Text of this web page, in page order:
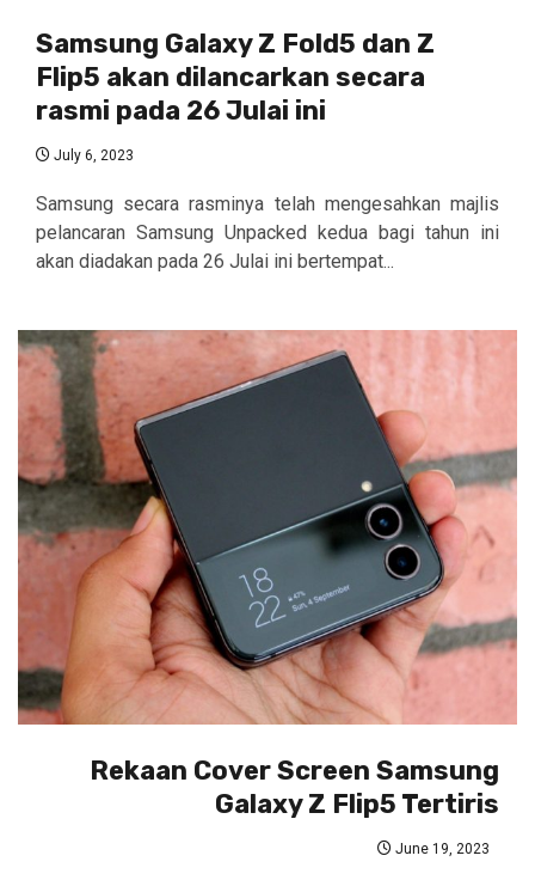
Samsung Galaxy Z Fold5 dan Z
Flip5 akan dilancarkan secara
rasmi pada 26 Julai ini
July 6, 2023
Samsung secara rasminya telah mengesahkan majlis
pelancaran Samsung Unpacked kedua bagi tahun ini
akan diadakan pada 26 Julai ini bertempat...
Rekaan Cover Screen Samsung
Galaxy Z Flip5 Tertiris
June 19, 2023